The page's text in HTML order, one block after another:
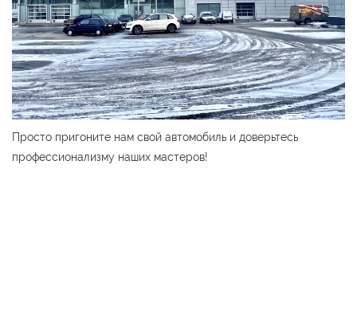
Просто пригоните нам свой автомобиль и доверьтесь
профессионализму наших мастеров!